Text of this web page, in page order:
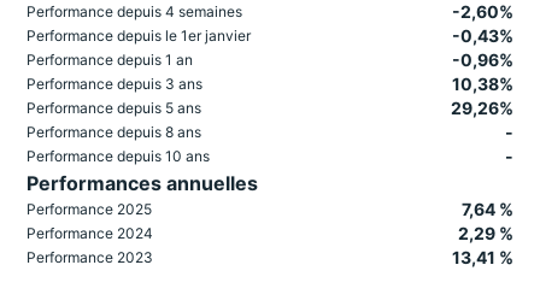
Performance depuis 4 semaines -2,60%
Performance depuis le 1er janvier -0,43%
Performance depuis 1 an -0,96%
Performance depuis 3 ans 10,38%
Performance depuis 5 ans 29,26%
Performance depuis 8 ans -
Performance depuis 10 ans -
Performances annuelles
Performance 2025 7,64 %
Performance 2024 2,29 %
Performance 2023 13,41 %